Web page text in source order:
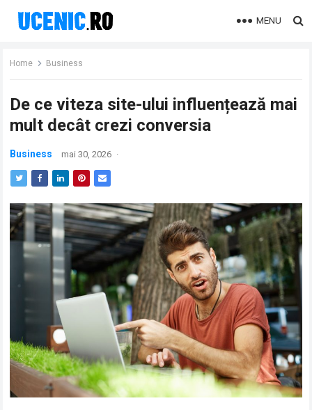
MENU
Home Business
De ce viteza site-ului influențează mai
mult decât crezi conversia
Business mai 30, 2026 ·